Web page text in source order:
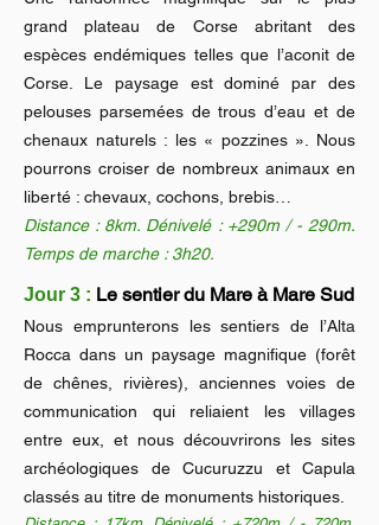
grand plateau de Corse abritant des
espèces endémiques telles que l’aconit de
Corse. Le paysage est dominé par des
pelouses parsemées de trous d’eau et de
chenaux naturels : les « pozzines ». Nous
pourrons croiser de nombreux animaux en
liberté : chevaux, cochons, brebis…​
Distance : 8km. Dénivelé : +290m / - 290m.
Temps de marche : 3h20.
Jour 3 :Le sentier du Mare à Mare Sud
Nous emprunterons les sentiers de l’Alta
Rocca dans un paysage magnifique (forêt
de chênes, rivières), anciennes voies de
communication qui reliaient les villages
entre eux, et nous découvrirons les sites
archéologiques de Cucuruzzu et Capula
classés au titre de monuments historiques.